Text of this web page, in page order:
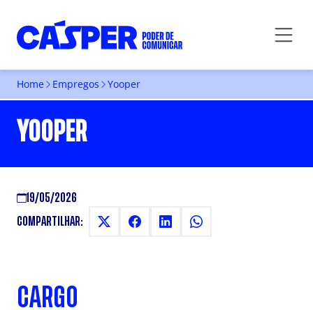
Home Empregos Yooper
YOOPER
19/05/2026
COMPARTILHAR:
CARGO